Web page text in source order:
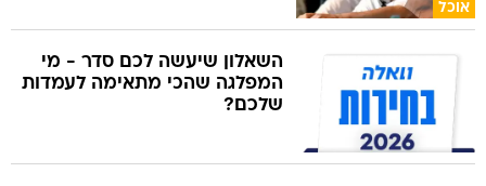
אוכל
השאלון שיעשה לכם סדר - מי
המפלגה שהכי מתאימה לעמדות
שלכם?